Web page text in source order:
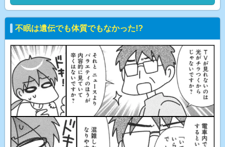
不眠は遺伝でも体質でもなかった!?